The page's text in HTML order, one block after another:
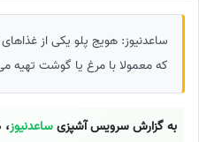
ساعدنیوز: هویج پلو یکی از
که معمولا با مرغ یا گوشت تهیه
به گزارش سرویس آشپزیساعدنیوز،